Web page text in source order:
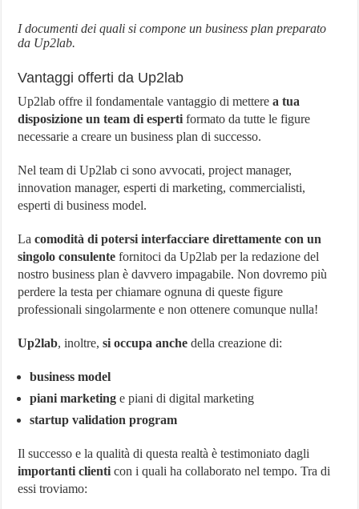
I documenti dei quali si compone un business plan preparato
da Up2lab.
Vantaggi offerti da Up2lab
Up2lab offre il fondamentale vantaggio di metterea tua
disposizione un team di esperti formato da tutte le figure
necessarie a creare un business plan di successo.
Nel team di Up2lab ci sono avvocati, project manager,
innovation manager, esperti di marketing, commercialisti,
esperti di business model.
Lacomodità di potersi interfacciare direttamente con un
singolo consulente fornitoci da Up2lab per la redazione del
nostro business plan è davvero impagabile. Non dovremo più
perdere la testa per chiamare ognuna di queste figure
professionali singolarmente e non ottenere comunque nulla!
Up2lab, inoltre,si occupa anche della creazione di:
business model
piani marketing e piani di digital marketing
startup validation program
Il successo e la qualità di questa realtà è testimoniato dagli
importanti clienti con i quali ha collaborato nel tempo. Tra di
essi troviamo: